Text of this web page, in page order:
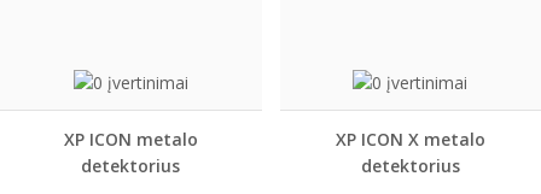
XP ICON metalo
detektorius
XP ICON X metalo
detektorius